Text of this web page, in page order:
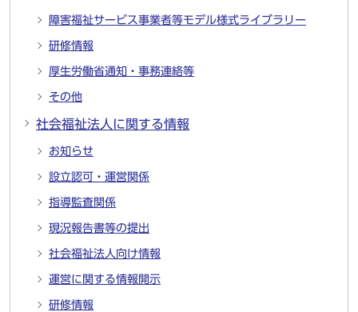
障害福祉サービス事業者等モデル様式ライブラリー
研修情報
厚生労働省通知・事務連絡等
その他
社会福祉法人に関する情報
お知らせ
設立認可・運営関係
指導監査関係
現況報告書等の提出
社会福祉法人向け情報
運営に関する情報開示
研修情報